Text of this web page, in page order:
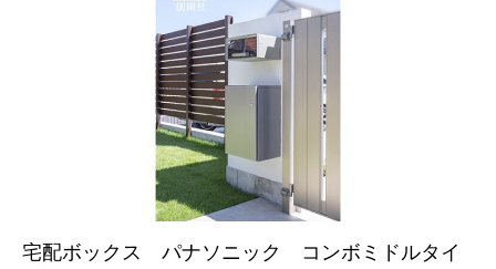
宅配ボックス パナソニック コンボミドルタイ